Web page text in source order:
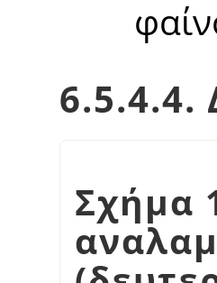
6.5.4.4.
Σχήμα